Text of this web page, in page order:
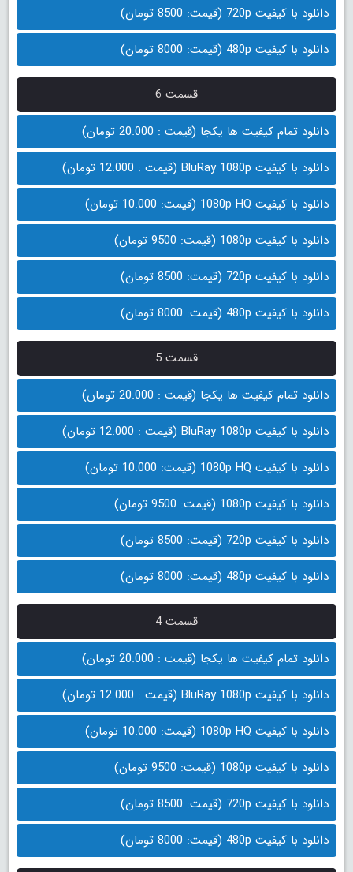
دانلود با کیفیت 720p (قیمت: 8500 تومان)
دانلود با کیفیت 480p (قیمت: 8000 تومان)
قسمت 6
دانلود تمام کیفیت ها یکجا (قیمت : 20.000 تومان)
دانلود با کیفیت BluRay 1080p (قیمت : 12.000 تومان)
دانلود با کیفیت 1080p HQ (قیمت: 10.000 تومان)
دانلود با کیفیت 1080p (قیمت: 9500 تومان)
دانلود با کیفیت 720p (قیمت: 8500 تومان)
دانلود با کیفیت 480p (قیمت: 8000 تومان)
قسمت 5
دانلود تمام کیفیت ها یکجا (قیمت : 20.000 تومان)
دانلود با کیفیت BluRay 1080p (قیمت : 12.000 تومان)
دانلود با کیفیت 1080p HQ (قیمت: 10.000 تومان)
دانلود با کیفیت 1080p (قیمت: 9500 تومان)
دانلود با کیفیت 720p (قیمت: 8500 تومان)
دانلود با کیفیت 480p (قیمت: 8000 تومان)
قسمت 4
دانلود تمام کیفیت ها یکجا (قیمت : 20.000 تومان)
دانلود با کیفیت BluRay 1080p (قیمت : 12.000 تومان)
دانلود با کیفیت 1080p HQ (قیمت: 10.000 تومان)
دانلود با کیفیت 1080p (قیمت: 9500 تومان)
دانلود با کیفیت 720p (قیمت: 8500 تومان)
دانلود با کیفیت 480p (قیمت: 8000 تومان)